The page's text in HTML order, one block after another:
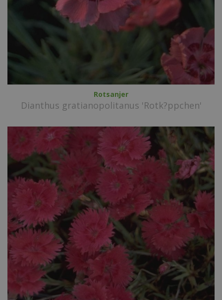
Rotsanjer
Dianthus gratianopolitanus 'Rotk?ppchen'